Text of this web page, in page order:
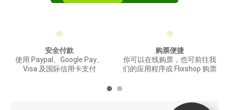
安全付款
使用 Paypal、Google Pay、
Visa 及国际信用卡支付
购票便捷
你可以在线购票，也可前往我
们的应用程序或 Flixshop 购票